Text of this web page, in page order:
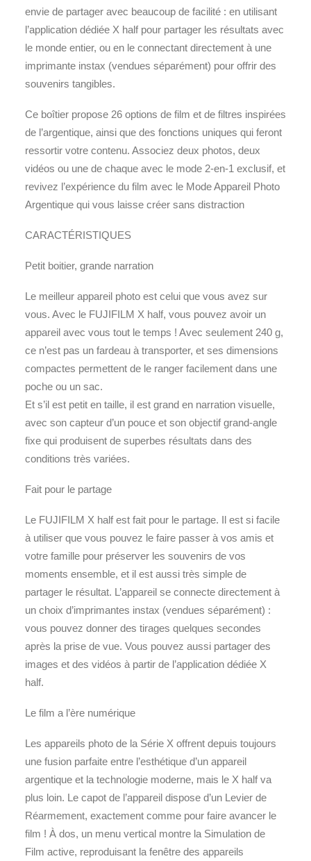
envie de partager avec beaucoup de facilité : en utilisant
l’application dédiée X half pour partager les résultats avec
le monde entier, ou en le connectant directement à une
imprimante instax (vendues séparément) pour offrir des
souvenirs tangibles.
Ce boîtier propose 26 options de film et de filtres inspirées
de l’argentique, ainsi que des fonctions uniques qui feront
ressortir votre contenu. Associez deux photos, deux
vidéos ou une de chaque avec le mode 2-en-1 exclusif, et
revivez l’expérience du film avec le Mode Appareil Photo
Argentique qui vous laisse créer sans distraction
CARACTÉRISTIQUES
Petit boitier, grande narration
Le meilleur appareil photo est celui que vous avez sur
vous. Avec le FUJIFILM X half, vous pouvez avoir un
appareil avec vous tout le temps ! Avec seulement 240 g,
ce n’est pas un fardeau à transporter, et ses dimensions
compactes permettent de le ranger facilement dans une
poche ou un sac.
Et s’il est petit en taille, il est grand en narration visuelle,
avec son capteur d’un pouce et son objectif grand-angle
fixe qui produisent de superbes résultats dans des
conditions très variées.
Fait pour le partage
Le FUJIFILM X half est fait pour le partage. Il est si facile
à utiliser que vous pouvez le faire passer à vos amis et
votre famille pour préserver les souvenirs de vos
moments ensemble, et il est aussi très simple de
partager le résultat. L’appareil se connecte directement à
un choix d’imprimantes instax (vendues séparément) :
vous pouvez donner des tirages quelques secondes
après la prise de vue. Vous pouvez aussi partager des
images et des vidéos à partir de l’application dédiée X
half.
Le film a l’ère numérique
Les appareils photo de la Série X offrent depuis toujours
une fusion parfaite entre l’esthétique d’un appareil
argentique et la technologie moderne, mais le X half va
plus loin. Le capot de l’appareil dispose d’un Levier de
Réarmement, exactement comme pour faire avancer le
film ! À dos, un menu vertical montre la Simulation de
Film active, reproduisant la fenêtre des appareils